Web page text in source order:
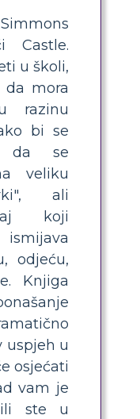
Castle.
u školi,
mora
razinu
bi se
da se
veliku
ali
koji
odjeću,
Knjiga
uspjeh u
osjećati
vam je
ili ste u